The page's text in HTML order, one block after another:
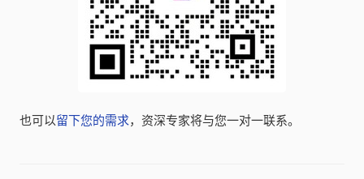
也可以留下您的需求，资深专家将与您一对一联系。